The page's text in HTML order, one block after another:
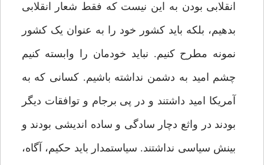
انقلابی بودن به این نیست که فقط شعار انقلابی
بدهیم، بلکه باید کشور خود را به عنوان یک کشور
نمونه مطرح کنیم. نباید خودمان را وابسته کنیم
چشم امید به دشمن نداشته باشیم. کسانی که به
آمریکا امید داشتند و در پی برجام و توافقات دیگر
بودند در واثع دچار سادگی و ساده اندیشی بودند و
بینش سیاسی نداشتند. سیاستمدار باید حکیم، آگاه،